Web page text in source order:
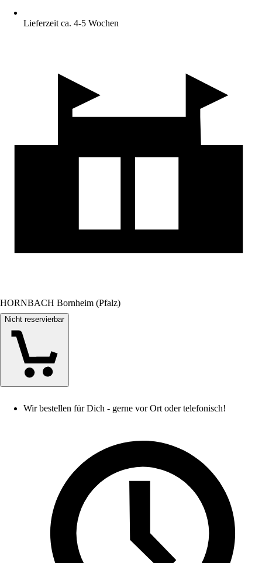
Lieferzeit ca. 4-5 Wochen
HORNBACH Bornheim (Pfalz)
Nicht reservierbar
Wir bestellen für Dich - gerne vor Ort oder telefonisch!